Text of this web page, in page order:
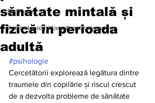
Dicționar
#psihologiemilitara #analizacompor
sănătate mintală și
fizică în perioada
adultă
#psihologie
Cercetătorii explorează legătura dintre
traumele din copilărie și riscul crescut
de a dezvolta probleme de sănătate